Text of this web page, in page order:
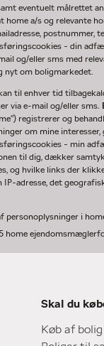
eventuelt målrettet
home a/s og relevante
- din
og/eller sms med
nyt om boligmarkedet.
til enhver tid
via e-mail og/eller sms.
registrerer og
om mine
- min
til dig, dækker
og hvilke links der
adresse, det
personoplysninger i
home
Skal du
Køb af bolig